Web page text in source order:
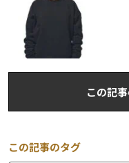
この記
この記事のタグ